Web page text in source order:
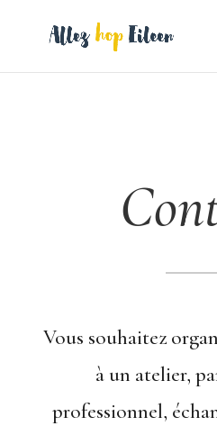
Vous souhaitez
à un atelier,
professionnel,